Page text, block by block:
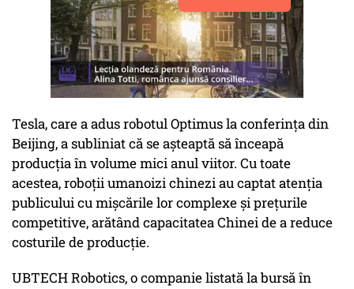
Tesla, care a adus robotul Optimus la conferința din
Beijing, a subliniat că se așteaptă să înceapă
producția în volume mici anul viitor. Cu toate
acestea, roboții umanoizi chinezi au captat atenția
publicului cu mișcările lor complexe și prețurile
competitive, arătând capacitatea Chinei de a reduce
costurile de producție.
UBTECH Robotics, o companie listată la bursă în